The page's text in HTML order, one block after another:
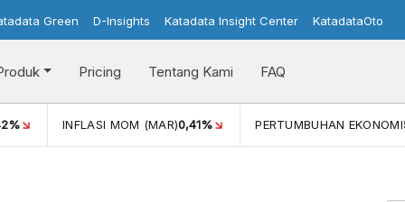
Green D-Insights Katadata Insight Center KatadataOto
Pricing Tentang Kami FAQ
INFLASI MOM (MAR)0,41% PERTUMBUHAN EKONOMI